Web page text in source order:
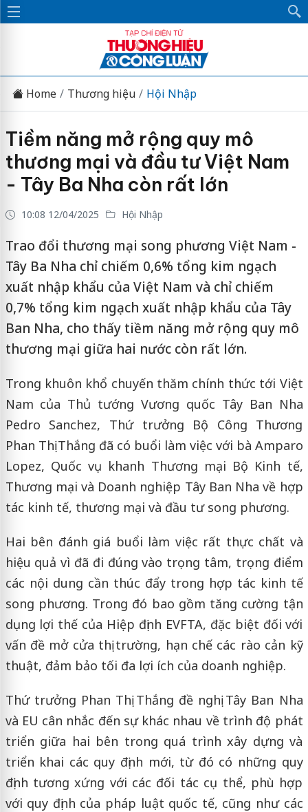
Home Thương hiệu Hội Nhập
Tiềm năng mở rộng quy mô
thương mại và đầu tư Việt Nam
- Tây Ba Nha còn rất lớn
10:08 12/04/2025 Hội Nhập
Trao đổi thương mại song phương Việt Nam -
Tây Ba Nha chỉ chiếm 0,6% tổng kim ngạch
xuất nhập khẩu của Việt Nam và chỉ chiếm
0,7% tổng kim ngạch xuất nhập khẩu của Tây
Ban Nha, cho thấy tiềm năng mở rộng quy mô
thương mại giữa hai nước còn rất lớn.
Trong khuôn khổ chuyến thăm chính thức tới Việt
Nam của Thủ tướng Vương quốc Tây Ban Nha
Pedro Sanchez, Thứ trưởng Bộ Công Thương
Phan Thị Thắng đã có buổi làm việc với bà Amparo
Lopez, Quốc vụ khanh Thương mại Bộ Kinh tế,
Thương mại và Doanh nghiệp Tây Ban Nha về hợp
tác kinh tế, thương mại và đầu tư song phương.
Hai bên đánh giá buổi làm việc rất thực chất và
hiệu quả vì đã đi đúng vào trọng tâm, trọng điểm
các nội dung cần thúc đẩy trong hợp tác kinh tế
song phương. Trong đó bao gồm tăng cường tận
dụng lợi thế của Hiệp định EVFTA, đặc biệt đối với
vấn đề mở cửa thị trường, hạn chế các rào cản kỹ
thuật, đảm bảo tối đa lợi ích của doanh nghiệp.
Thứ trưởng Phan Thị Thắng đề nghị Tây Ban Nha
và EU cân nhắc đến sự khác nhau về trình độ phát
triển giữa hai bên trong quá trình xây dựng và
triển khai các quy định mới, từ đó có những quy
định tương xứng với các đối tác cụ thể, phù hợp
với quy định của pháp luật quốc tế, cũng như các